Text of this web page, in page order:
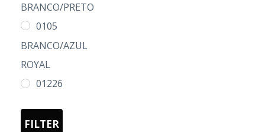
3XL
BRANCO/PRETO
0105
BRANCO/AZUL
ROYAL
01226
0155
FILTER